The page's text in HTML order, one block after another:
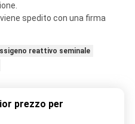
spedito con una firma
reattivo seminale
prezzo per